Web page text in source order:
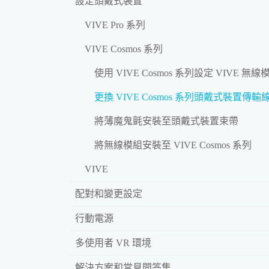
VIVE Pro 系列
VIVE Cosmos 系列
使用 VIVE Cosmos 系列設定 VIVE 無線
更換 VIVE Cosmos 系列頭戴式裝置傳輸
將薄魔鬼氈安裝至頭戴式裝置束帶
將無線模組安裝至 VIVE Cosmos 系列
VIVE
配對和變更設定
行動電源
多使用者 VR 環境